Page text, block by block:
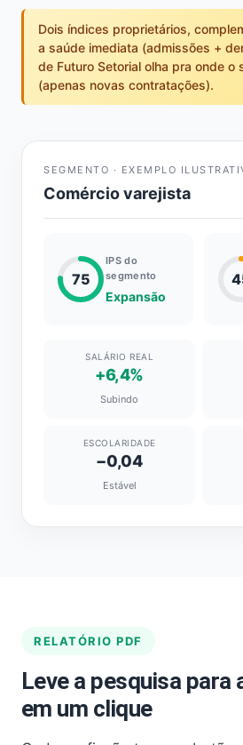
Dois índices proprietários,
a saúde imediata (admissões +
de Futuro Setorial olha pra onde o
(apenas novas contratações).
SEGMENTO · EXEMPLO
Comércio varejista
75
IPS do
segmento
Expansão
SALÁRIO REAL
+6,4%
Subindo
ESCOLARIDADE
−0,04
Estável
RELATÓRIO PDF
Leve a pesquisa para
em um clique